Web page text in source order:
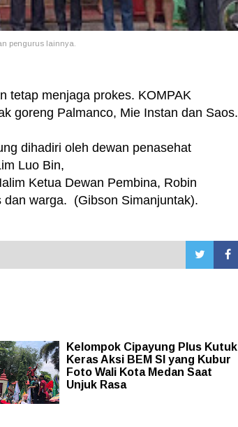
pengurus lainnya.
tetap menjaga prokes. KOMPAK
goreng Palmanco, Mie Instan dan Saos.
dihadiri oleh dewan penasehat
Luo Bin,
Ketua Dewan Pembina, Robin
dan warga. (Gibson Simanjuntak).
Kelompok Cipayung Plus Kutuk
Keras Aksi BEM SI yang Kubur
Foto Wali Kota Medan Saat
Unjuk Rasa